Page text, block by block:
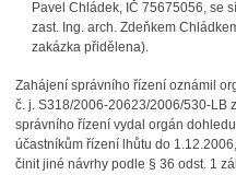
Pavel Chládek, IČ 75675056, se
zast. Ing. arch. Zdeňkem
zakázka přidělena).
Zahájení správního řízení oznámil
č. j. S318/2006-20623/2006/530-LB
správního řízení vydal orgán
účastníkům řízení lhůtu do
činit jiné návrhy podle § 36 odst. 1